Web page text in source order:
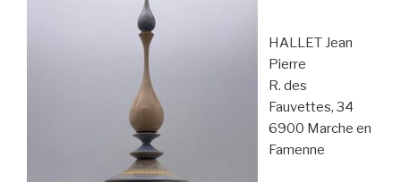
HALLET Jean
Pierre
R. des
Fauvettes, 34
6900 Marche en
Famenne